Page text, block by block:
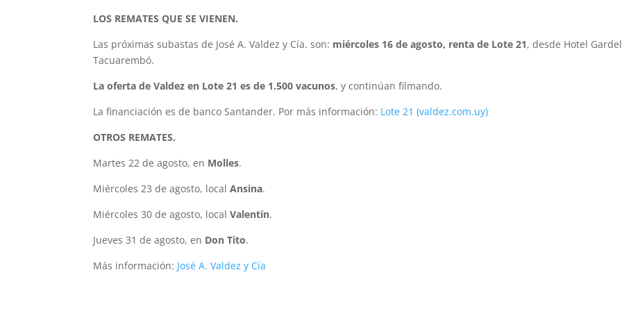
LOS REMATES QUE SE VIENEN.
Las próximas subastas de José A. Valdez y Cía. son: miércoles 16 de agosto, renta de Lote 21, desde Hotel
Tacuarembó.
La oferta de Valdez en Lote 21 es de 1.500 vacunos, y continúan filmando.
La financiación es de banco Santander. Por más información: Lote 21 (valdez.com.uy)
OTROS REMATES.
Martes 22 de agosto, en Molles.
Miércoles 23 de agosto, localAnsina.
Miércoles 30 de agosto, localValentín.
Jueves 31 de agosto, en Don Tito.
Más información: José A. Valdez y Cía